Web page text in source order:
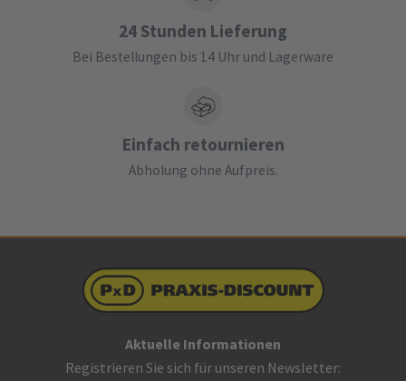
24 Stunden Lieferung
Bei Bestellungen bis 14 Uhr und Lagerware
Einfach retournieren
Abholung ohne Aufpreis.
Aktuelle Informationen
Registrieren Sie sich für unseren Newsletter: